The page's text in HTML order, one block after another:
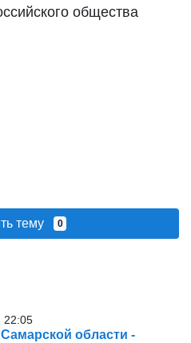
общества
тему 0
22:05
области -